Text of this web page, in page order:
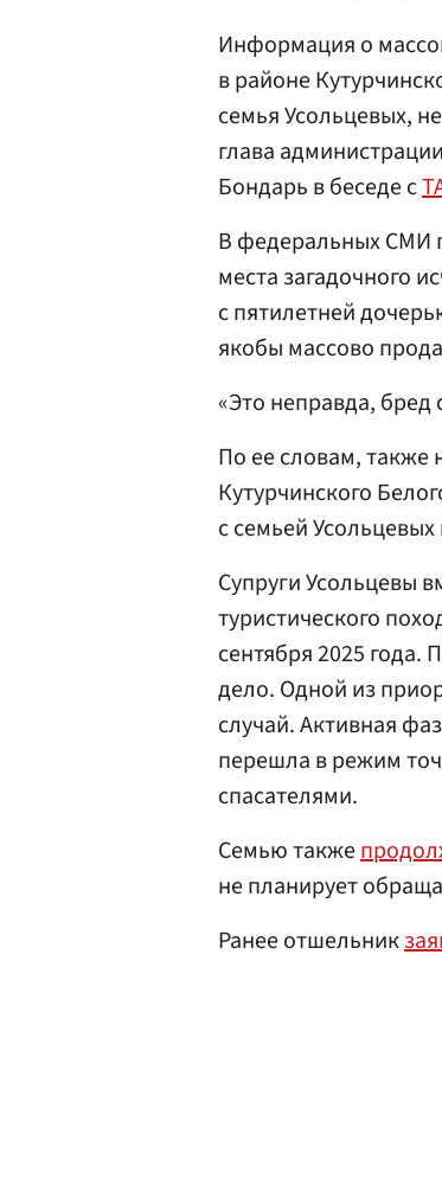
Информация о
в районе
семья Усольцевых,
глава
Бондарь в беседе с
В федеральных СМИ
места загадочного
с пятилетней
якобы массово
«Это неправда,
По ее словам, также
Кутурчинского
с семьей
Супруги Усольцевы
туристического
сентября 2025 года.
дело. Одной из
случай. Активная
перешла в режим
спасателями.
Семью также
не планирует
Ранее отшельник